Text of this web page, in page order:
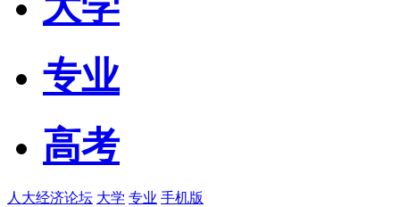
专业
高考
人大经济论坛 大学 专业 手机版